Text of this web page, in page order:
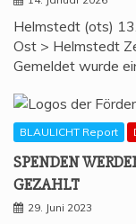
Helmstedt (ots)
Ost > Helmstedt
Gemeldet wurde
BLAULICHT Report
SPEN­DEN
GEZAHLT
29. Juni 2023